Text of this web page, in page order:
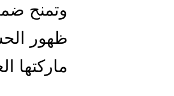
وتمنح
ظهور
ماركتها